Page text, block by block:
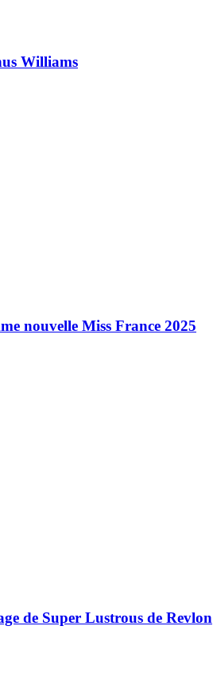
Williams
nouvelle Miss France 2025
de Super Lustrous de Revlon